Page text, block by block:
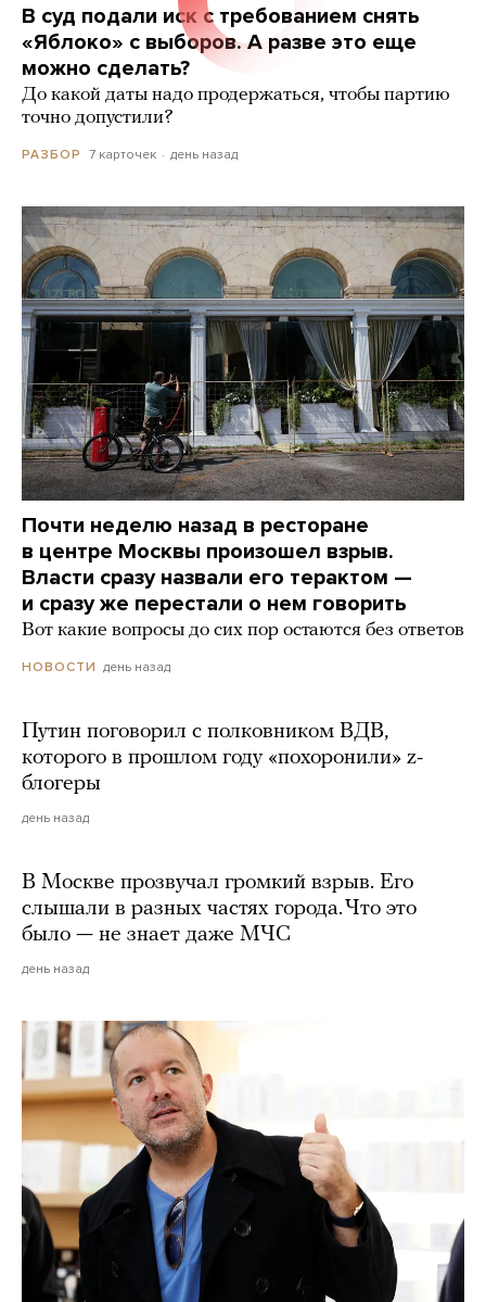
В суд подали иск с требованием снять
«Яблоко» с выборов. А разве это еще
можно сделать?
До какой даты надо продержаться, чтобы партию
точно допустили?
РАЗБОР 7 карточек день назад
Почти неделю назад в ресторане
в центре Москвы произошел взрыв.
Власти сразу назвали его терактом —
и сразу же перестали о нем говорить
Вот какие вопросы до сих пор остаются без ответов
НОВОСТИ день назад
Путин поговорил с полковником ВДВ,
которого в прошлом году «похоронили» z-
блогеры
день назад
В Москве прозвучал громкий взрыв. Его
слышали в разных частях города. Что это
было — не знает даже МЧС
день назад